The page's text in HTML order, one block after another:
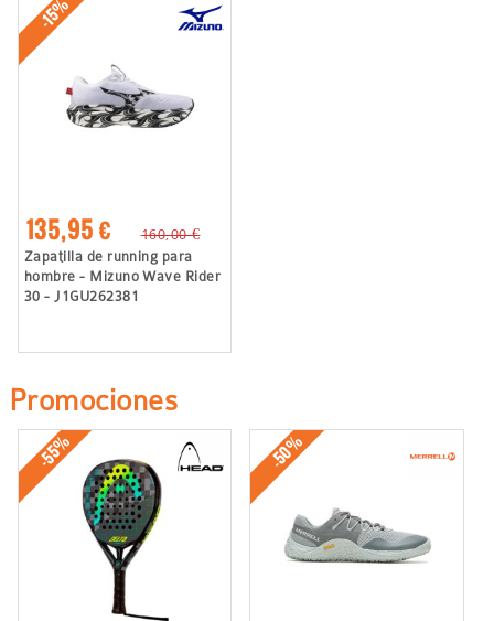
-15%
135,95 €
160,00 €
Zapatilla de running para
hombre - Mizuno Wave Rider
30 - J1GU262381
Promociones
-55% -50%